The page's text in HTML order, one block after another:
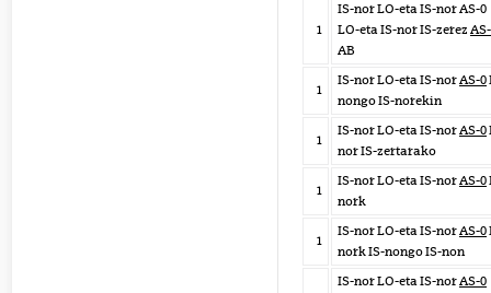
1
IS-nor LO-eta IS-nor AS-0
LO-eta IS-nor IS-zerez
AB
1
IS-nor LO-eta IS-norAS-0
nongo IS-norekin
1
IS-nor LO-eta IS-norAS-0
nor IS-zertarako
1
IS-nor LO-eta IS-norAS-0
nork
1
IS-nor LO-eta IS-norAS-0
nork IS-nongo IS-non
IS-nor LO-eta IS-norAS-0